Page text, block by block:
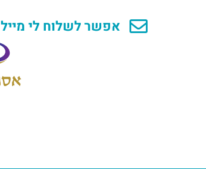
אפשר לשלוח לי מייל